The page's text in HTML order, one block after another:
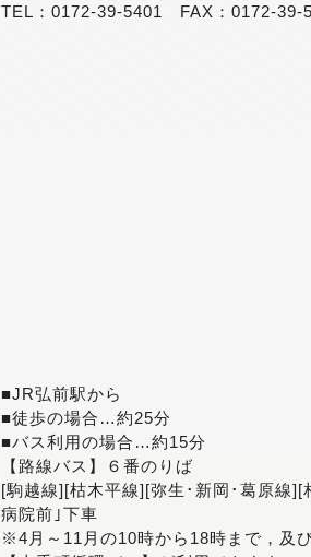
TEL：0172-39-5401 FAX：0172-39-
■JR弘前駅から
■徒歩の場合…約25分
■バス利用の場合…約15分
【路線バス】６番のりば
[駒越線][枯木平線][弥生･新岡･葛原線
病院前｣下車
※4月～11月の10時から18時まで，及